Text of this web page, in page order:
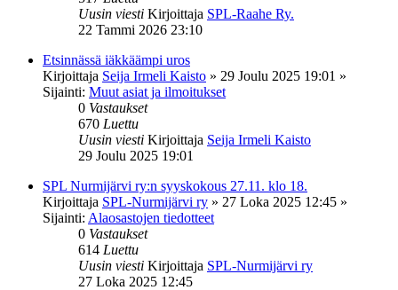
Uusin viesti Kirjoittaja SPL-Raahe Ry.
22 Tammi 2026 23:10
Etsinnässä iäkkäämpi uros
Kirjoittaja Seija Irmeli Kaisto » 29 Joulu 2025 19:01 »
Sijainti: Muut asiat ja ilmoitukset
0 Vastaukset
670 Luettu
Uusin viesti Kirjoittaja Seija Irmeli Kaisto
29 Joulu 2025 19:01
SPL Nurmijärvi ry:n syyskokous 27.11. klo 18.
Kirjoittaja SPL-Nurmijärvi ry » 27 Loka 2025 12:45 »
Sijainti: Alaosastojen tiedotteet
0 Vastaukset
614 Luettu
Uusin viesti Kirjoittaja SPL-Nurmijärvi ry
27 Loka 2025 12:45